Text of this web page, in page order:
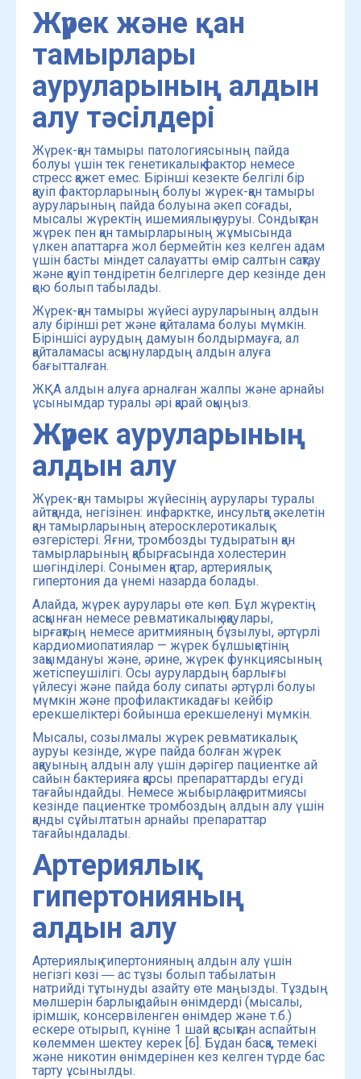
Жүрек және қан
тамырлары
ауруларының алдын
алу тәсілдері
Жүрек-қан тамыры патологиясының пайда
болуы үшін тек генетикалық фактор немесе
стресс қажет емес. Бірінші кезекте белгілі бір
қауіп факторларының болуы жүрек-қан тамыры
ауруларының пайда болуына әкеп соғады,
мысалы жүректің ишемиялық ауруы. Сондықтан
жүрек пен қан тамырларының жұмысында
үлкен апаттарға жол бермейтін кез келген адам
үшін басты міндет салауатты өмір салтын сақтау
және қауіп төндіретін белгілерге дер кезінде ден
қою болып табылады.
Жүрек-қан тамыры жүйесі ауруларының алдын
алу бірінші рет және қайталама болуы мүмкін.
Біріншісі аурудың дамуын болдырмауға, ал
қайталамасы асқынулардың алдын алуға
бағытталған.
ЖҚА алдын алуға арналған жалпы және арнайы
ұсынымдар туралы әрі қарай оқыңыз.
Жүрек ауруларының
алдын алу
Жүрек-қан тамыры жүйесінің аурулары туралы
айтқанда, негізінен: инфарктке, инсультқа әкелетін
қан тамырларының атеросклеротикалық
өзгерістері. Яғни, тромбозды тудыратын қан
тамырларының қабырғасында холестерин
шөгінділері. Сонымен қатар, артериялық
гипертония да үнемі назарда болады.
Алайда, жүрек аурулары өте көп. Бұл жүректің
асқынған немесе ревматикалық ақаулары,
ырғақтың немесе аритмияның бұзылуы, әртүрлі
кардиомиопатиялар — жүрек бұлшықетінің
зақымдануы және, әрине, жүрек функциясының
жетіспеушілігі. Осы аурулардың барлығы
үйлесуі және пайда болу сипаты әртүрлі болуы
мүмкін және профилактикадағы кейбір
ерекшеліктері бойынша ерекшеленуі мүмкін.
Мысалы, созылмалы жүрек ревматикалық
ауруы кезінде, жүре пайда болған жүрек
ақауының алдын алу үшін дәрігер пациентке ай
сайын бактерияға қарсы препараттарды егуді
тағайындайды. Немесе жыбырлақ аритмиясы
кезінде пациентке тромбоздың алдын алу үшін
қанды сұйылтатын арнайы препараттар
тағайындалады.
Артериялық
гипертонияның
алдын алу
Артериялық гипертонияның алдын алу үшін
негізгі көзі ― ас тұзы болып табылатын
натрийді тұтынуды азайту өте маңызды. Тұздың
мөлшерін барлық дайын өнімдерді (мысалы,
ірімшік, консервіленген өнімдер және т.б.)
ескере отырып, күніне 1 шай қасықтан аспайтын
көлеммен шектеу керек [6]. Бұдан басқа, темекі
және никотин өнімдерінен кез келген түрде бас
тарту ұсынылды.